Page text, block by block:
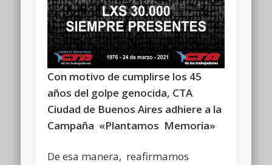
Con motivo de cumplirse los 45
años del golpe genocida, CTA
Ciudad de Buenos Aires adhiere a la
Campaña «Plantamos Memoria»
De esa manera, reafirmamos